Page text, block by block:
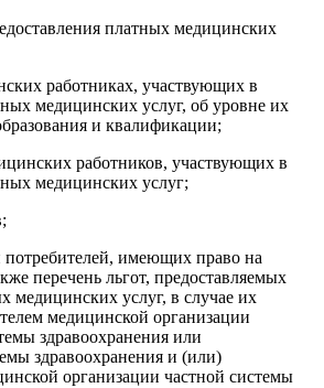
платных медицинских
работниках, участвующих в
медицинских услуг, об уровне их
и квалификации;
работников, участвующих в
медицинских услуг;
потребителей, имеющих право на
перечень льгот, предоставляемых
медицинских услуг, в случае их
медицинской организации
здравоохранения или
здравоохранения и (или)
организации частной системы